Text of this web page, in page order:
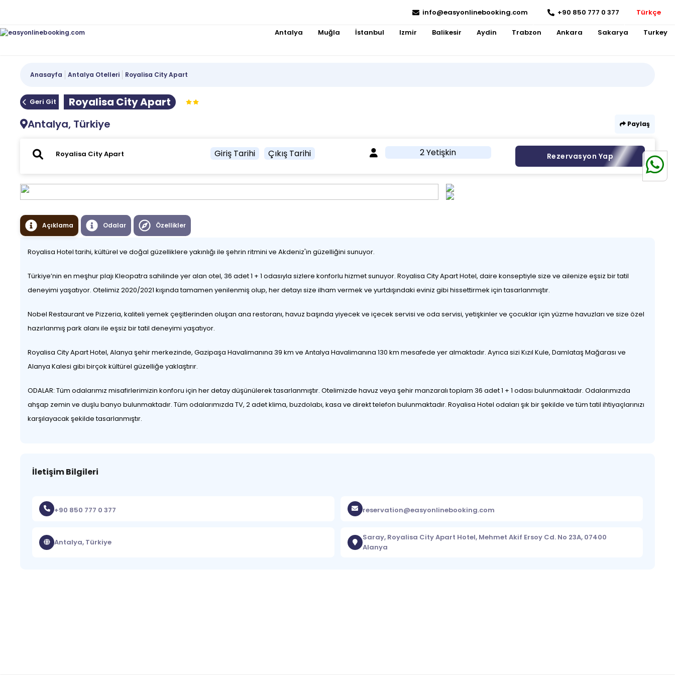
info@easyonlinebooking.com +90 850 777 0 377 Türkçe
Antalya Muğla İstanbul Izmir Balikesir Aydin Trabzon Ankara Sakarya Turkey
Anasayfa Antalya Otelleri Royalisa City Apart
Geri Git
Royalisa City Apart
Antalya, Türkiye
Paylaş
Giriş Tarihi Çıkış Tarihi 2 Yetişkin Rezervasyon Yap
Açıklama Odalar Özellikler
Royalisa Hotel tarihi, kültürel ve doğal güzelliklere yakınlığı ile şehrin ritmini ve Akdeniz'in güzelliğini sunuyor.
Türkiye’nin en meşhur plajı Kleopatra sahilinde yer alan otel, 36 adet 1 + 1 odasıyla sizlere konforlu hizmet sunuyor. Royalisa City Apart Hotel, daire konseptiyle size ve ailenize eşsiz bir tatil
deneyimi yaşatıyor. Otelimiz 2020/2021 kışında tamamen yenilenmiş olup, her detayı size ilham vermek ve yurtdışındaki eviniz gibi hissettirmek için tasarlanmıştır.
Nobel Restaurant ve Pizzeria, kaliteli yemek çeşitlerinden oluşan ana restoranı, havuz başında yiyecek ve içecek servisi ve oda servisi, yetişkinler ve çocuklar için yüzme havuzları ve size özel
hazırlanmış park alanı ile eşsiz bir tatil deneyimi yaşatıyor.
Royalisa City Apart Hotel, Alanya şehir merkezinde, Gazipaşa Havalimanına 39 km ve Antalya Havalimanına 130 km mesafede yer almaktadır. Ayrıca sizi Kızıl Kule, Damlataş Mağarası ve
Alanya Kalesi gibi birçok kültürel güzelliğe yaklaştırır.
ODALAR: Tüm odalarımız misafirlerimizin konforu için her detay düşünülerek tasarlanmıştır. Otelimizde havuz veya şehir manzaralı toplam 36 adet 1 + 1 odası bulunmaktadır. Odalarımızda
ahşap zemin ve duşlu banyo bulunmaktadır. Tüm odalarımızda TV, 2 adet klima, buzdolabı, kasa ve direkt telefon bulunmaktadır. Royalisa Hotel odaları şık bir şekilde ve tüm tatil ihtiyaçlarınızı
karşılayacak şekilde tasarlanmıştır.
İletişim Bilgileri
+90 850 777 0 377 reservation@easyonlinebooking.com
Antalya, Türkiye
Saray, Royalisa City Apart Hotel, Mehmet Akif Ersoy Cd. No 23A, 07400
Alanya